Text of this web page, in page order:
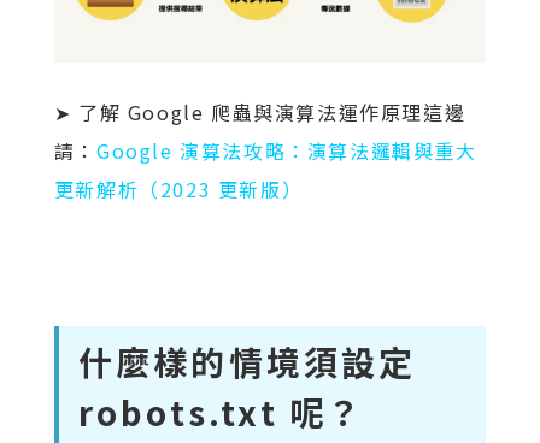
➤ 了解 Google 爬蟲與演算法運作原理這邊
請： Google 演算法攻略：演算法邏輯與重大
更新解析（2023 更新版）
什麼樣的情境須設定
robots.txt 呢？